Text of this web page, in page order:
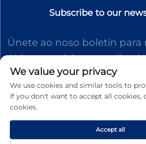
Subscribe to our
Únete ao noso boletín para
últimas noticias,
coñecementos do noso
We value your privacy
We use cookies and similar tools to
If you don't want to accept all cookies,
cookies.
Accept all